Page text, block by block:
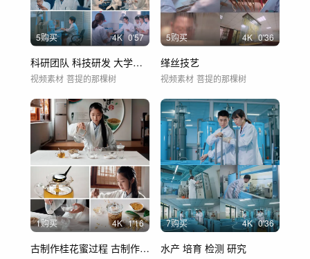
5购买 4K 0'57
科研团队 科技研发 大学实验室
视频素材 菩提的那棵树
5购买 4K 0'36
缂丝技艺
视频素材 菩提的那棵树
1购买 4K 1'16
古制作桂花蜜过程 古制作 桂花酿中式点心
7购买 4K 0'36
水产 培育 检测 研究